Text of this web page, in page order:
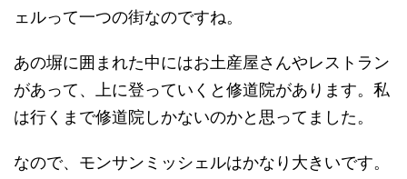
ェルって一つの街なのですね。
あの塀に囲まれた中にはお土産屋さんやレストラン
があって、上に登っていくと修道院があります。私
は行くまで修道院しかないのかと思ってました。
なので、モンサンミッシェルはかなり大きいです。